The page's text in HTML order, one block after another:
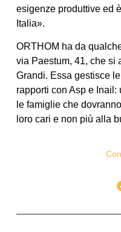
esigenze produttive ed
Italia».
ORTHOM ha da
via Paestum, 41, che si
Grandi. Essa gestisce
rapporti con Asp e
le famiglie che
loro cari e non più alla